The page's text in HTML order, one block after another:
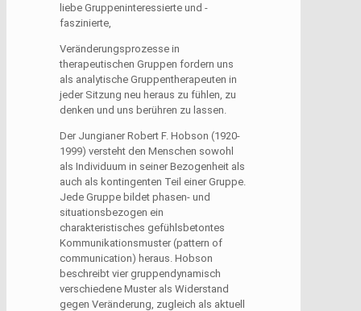
liebe Gruppeninteressierte und -
faszinierte,
Veränderungsprozesse in
therapeutischen Gruppen fordern uns
als analytische Gruppentherapeuten in
jeder Sitzung neu heraus zu fühlen, zu
denken und uns berühren zu lassen.
Der Jungianer Robert F. Hobson (1920-
1999) versteht den Menschen sowohl
als Individuum in seiner Bezogenheit als
auch als kontingenten Teil einer Gruppe.
Jede Gruppe bildet phasen- und
situationsbezogen ein
charakteristisches gefühlsbetontes
Kommunikationsmuster (pattern of
communication) heraus. Hobson
beschreibt vier gruppendynamisch
verschiedene Muster als Widerstand
gegen Veränderung, zugleich als aktuell